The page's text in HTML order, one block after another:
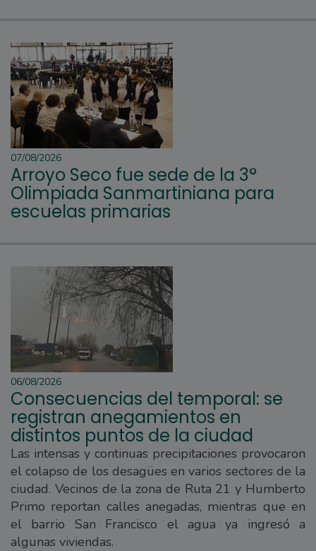
07/08/2026
Arroyo Seco fue sede de la 3°
Olimpiada Sanmartiniana para
escuelas primarias
06/08/2026
Consecuencias del temporal: se
registran anegamientos en
distintos puntos de la ciudad
Las intensas y continuas precipitaciones provocaron
el colapso de los desagües en varios sectores de la
ciudad. Vecinos de la zona de Ruta 21 y Humberto
Primo reportan calles anegadas, mientras que en
el barrio San Francisco el agua ya ingresó a
algunas viviendas.